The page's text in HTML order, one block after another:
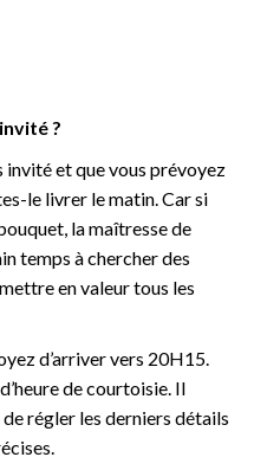
?
invité et que vous prévoyez
le livrer le matin. Car si
la maîtresse de
temps à chercher des
en valeur tous les
d’arriver vers 20H15.
de courtoisie. Il
régler les derniers détails